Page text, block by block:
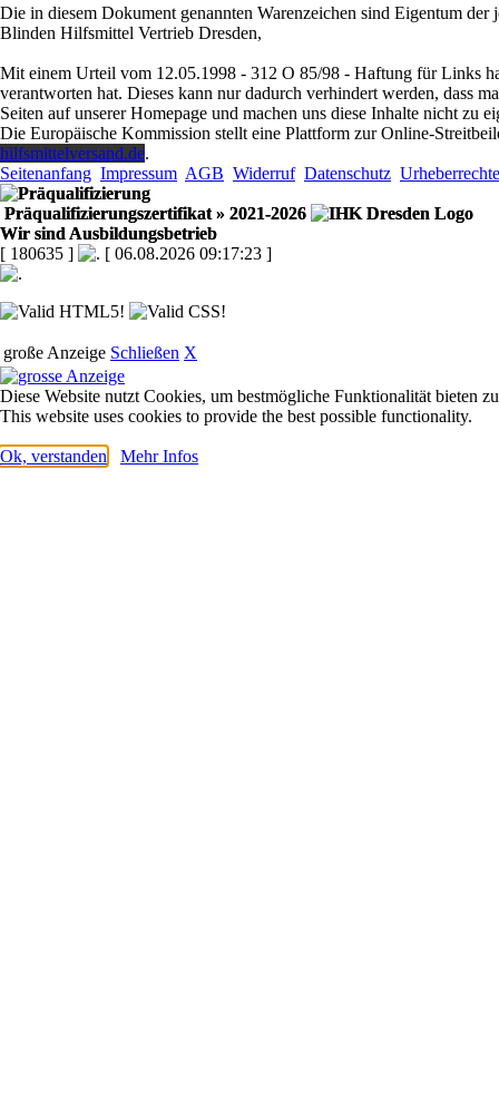
Die in diesem Dokument genannten Warenzeichen sind Eigentum
Blinden Hilfsmittel Vertrieb Dresden,
Mit einem Urteil vom 12.05.1998 - 312 O 85/98 - Haftung für Links
verantworten hat. Dieses kann nur dadurch verhindert werden, dass
Seiten auf unserer Homepage und machen uns diese Inhalte nicht
Die Europäische Kommission stellt eine Plattform zur Online-
hilfsmittelversand.de.
Seitenanfang Impressum AGB Widerruf Datenschutz Urheberrechte
Präqualifizierungszertifikat » 2021-2026
Wir sind Ausbildungsbetrieb
[ 180635 ]
[ 06.08.2026 09:17:23 ]
große Anzeige Schließen X
Diese Website nutzt Cookies, um bestmögliche Funktionalität bieten
This website uses cookies to provide the best possible functionality.
Ok, verstanden Mehr Infos